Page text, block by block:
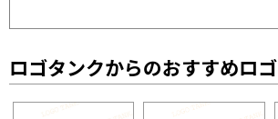
ロゴタンクからのおすすめロゴ